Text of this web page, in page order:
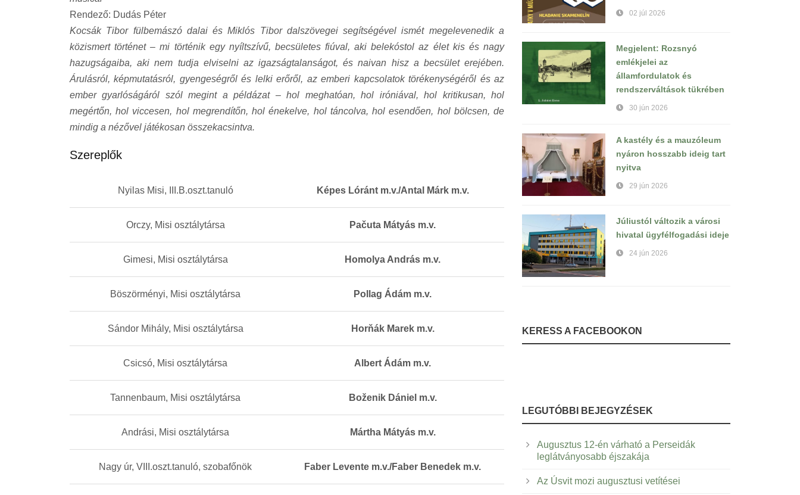
Rendező: Dudás Péter
Kocsák Tibor fülbemászó dalai és Miklós Tibor dalszövegei segítségével ismét megelevenedik a
közismert történet – mi történik egy nyíltszívű, becsületes fiúval, aki belekóstol az élet kis és nagy
hazugságaiba, aki nem tudja elviselni az igazságtalanságot, és naivan hisz a becsület erejében.
Árulásról, képmutatásról, gyengeségről és lelki erőről, az emberi kapcsolatok törékenységéről és az
ember gyarlóságáról szól megint a példázat – hol meghatóan, hol iróniával, hol kritikusan, hol
megértőn, hol viccesen, hol megrendítőn, hol énekelve, hol táncolva, hol esendően, hol bölcsen, de
mindig a nézővel játékosan összekacsintva.
Szereplők
Nyilas Misi, III.B.oszt.tanuló Képes Lóránt m.v./Antal Márk m.v.
Orczy, Misi osztálytársa Pačuta Mátyás m.v.
Gimesi, Misi osztálytársa Homolya András m.v.
Böszörményi, Misi osztálytársa Pollag Ádám m.v.
Sándor Mihály, Misi osztálytársa Horňák Marek m.v.
Csicsó, Misi osztálytársa Albert Ádám m.v.
Tannenbaum, Misi osztálytársa Boženik Dániel m.v.
Andrási, Misi osztálytársa Mártha Mátyás m.v.
Nagy úr, VIII.oszt.tanuló, szobafőnök Faber Levente m.v./Faber Benedek m.v.
02 júl 2026
Megjelent: Rozsnyó
emlékjelei az
államfordulatok és
rendszerváltások tükrében
30 jún 2026
A kastély és a mauzóleum
nyáron hosszabb ideig tart
nyitva
29 jún 2026
Júliustól változik a városi
hivatal ügyfélfogadási ideje
24 jún 2026
KERESS A FACEBOOKON
LEGUTÓBBI BEJEGYZÉSEK
Augusztus 12-én várható a Perseidák
leglátványosabb éjszakája
Az Úsvit mozi augusztusi vetítései